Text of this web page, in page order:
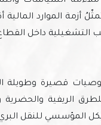
أزمة الموارد
التشغيلية داخل
قصيرة وطويلة
الريفية
المؤسسي للنقل